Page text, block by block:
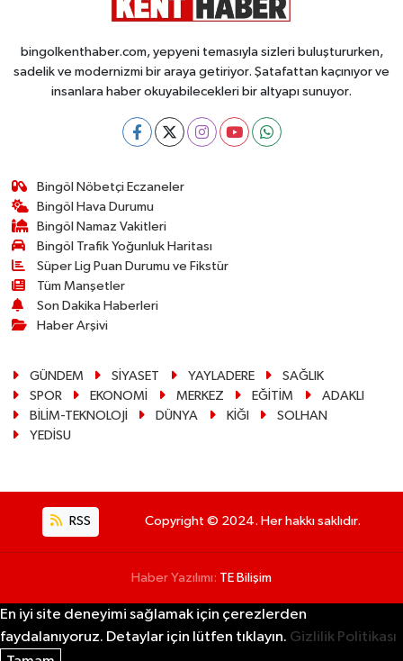
bingolkenthaber.com, yepyeni temasıyla sizleri buluştururken,
sadelik ve modernizmi bir araya getiriyor. Şatafattan kaçınıyor ve
insanlara haber okuyabilecekleri bir altyapı sunuyor.
Bingöl Nöbetçi Eczaneler
Bingöl Hava Durumu
Bingöl Namaz Vakitleri
Bingöl Trafik Yoğunluk Haritası
Süper Lig Puan Durumu ve Fikstür
Tüm Manşetler
Son Dakika Haberleri
Haber Arşivi
GÜNDEM SİYASET YAYLADERE
SAĞLIK
SPOR
EKONOMİ MERKEZ EĞİTİM
ADAKLI
BİLİM-TEKNOLOJİ
DÜNYA KİĞI
SOLHAN
YEDİSU
RSS Copyright © 2024. Her hakkı saklıdır.
Haber Yazılımı: TE Bilişim
En iyi site deneyimi sağlamak için çerezlerden
faydalanıyoruz. Detaylar için lütfen tıklayın. Gizlilik Politikası